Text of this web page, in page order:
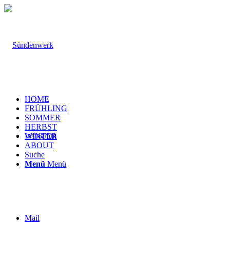
Instagram
Mail
HOME
FRÜHLING
SOMMER
HERBST
WINTER
ABOUT
Suche
Menü Menü